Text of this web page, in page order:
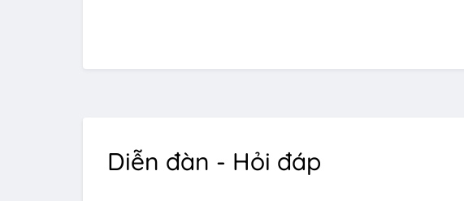
Diễn đàn - Hỏi đáp